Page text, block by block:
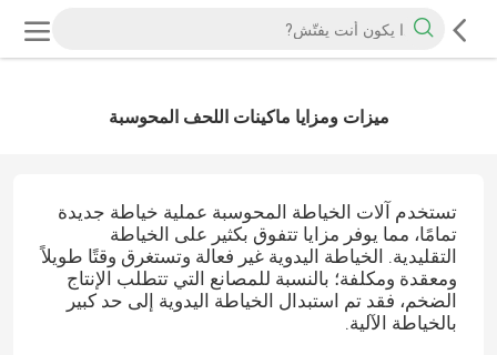
ميزات ومزايا ماكينات اللحف المحوسبة
تستخدم آلات الخياطة المحوسبة عملية خياطة جديدة
تمامًا، مما يوفر مزايا تتفوق بكثير على الخياطة
التقليدية. الخياطة اليدوية غير فعالة وتستغرق وقتًا طويلاً
ومعقدة ومكلفة؛ بالنسبة للمصانع التي تتطلب الإنتاج
الضخم، فقد تم استبدال الخياطة اليدوية إلى حد كبير
بالخياطة الآلية.